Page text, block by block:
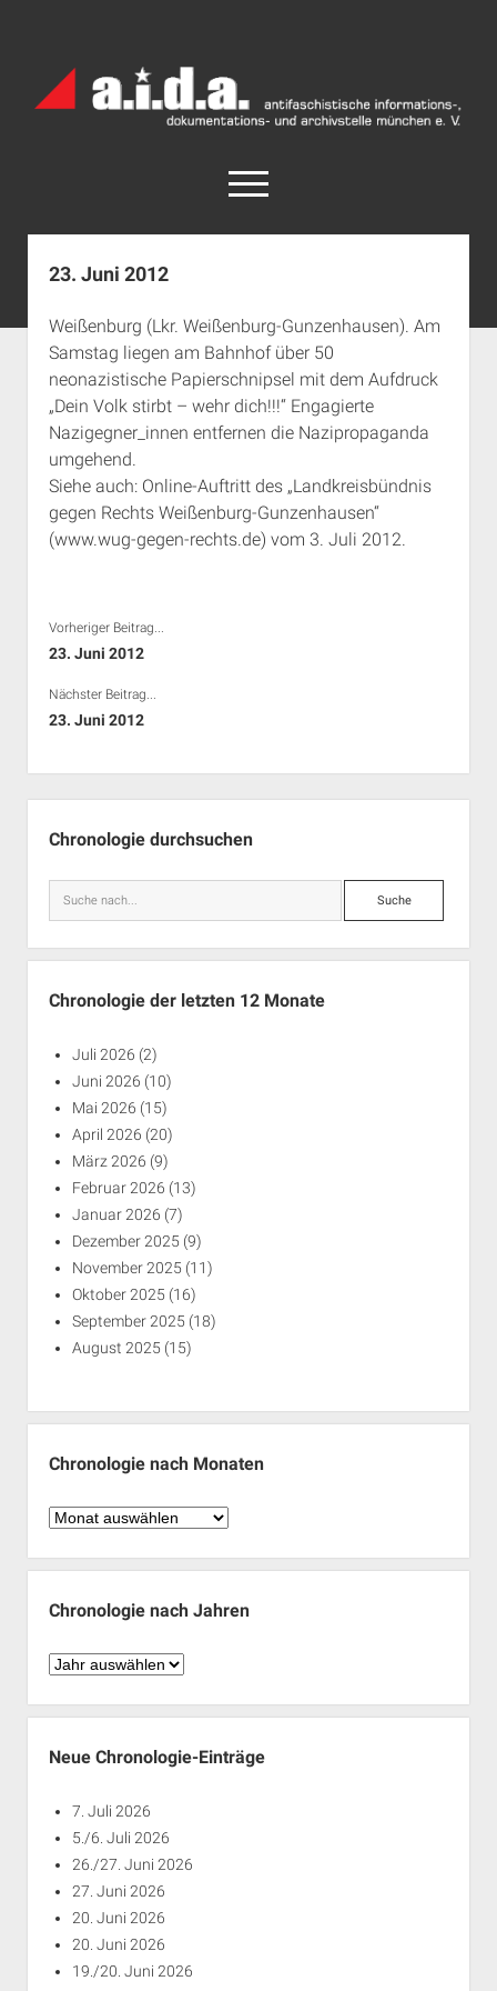
Archiv
München
open
menu
facebook
rss info@aida-archiv.de
Aktuelles
Termine
open
dropdown
menu
Antifaschistische Termine im Süden
Antifaschistische Termine in München
Rechte Termine im Süden
Rechte Termine München
Chronologie
Das Archiv
open
menu
a.i.d.a. e. V. unterstützen
Über a.i.d.a.
RSS-Feeds, Twitter & Facebook
Impressum
23. Juni 2012
Weißenburg (Lkr. Weißenburg-Gunzenhausen). Am
Samstag liegen am Bahnhof über 50
neonazistische Papierschnipsel mit dem Aufdruck
„Dein Volk stirbt – wehr dich!!!“ Engagierte
Nazigegner_innen entfernen die Nazipropaganda
umgehend.
Siehe auch: Online-Auftritt des „Landkreisbündnis
gegen Rechts Weißenburg-Gunzenhausen“
(www.wug-gegen-rechts.de) vom 3. Juli 2012.
Vorheriger Beitrag...
23. Juni 2012
Nächster Beitrag...
23. Juni 2012
Chronologie durchsuchen
Suche
Chronologie der letzten 12 Monate
Juli 2026 (2)
Juni 2026 (10)
Mai 2026 (15)
April 2026 (20)
März 2026 (9)
Februar 2026 (13)
Januar 2026 (7)
Dezember 2025 (9)
November 2025 (11)
Oktober 2025 (16)
September 2025 (18)
August 2025 (15)
Chronologie nach Monaten
Chronologie
Monaten
Chronologie nach Jahren
Chronologie
Jahren
Neue Chronologie-Einträge
7. Juli 2026
5./6. Juli 2026
26./27. Juni 2026
27. Juni 2026
20. Juni 2026
20. Juni 2026
19./20. Juni 2026